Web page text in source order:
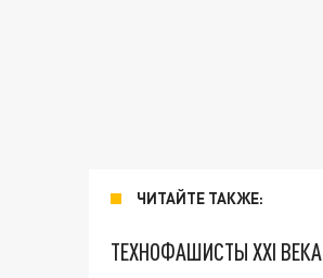
ЧИТАЙТЕ ТАКЖЕ:
ТЕХНОФАШИСТЫ XXI ВЕКА